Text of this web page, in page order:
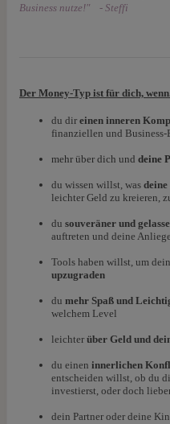
Business nutze!" - Steffi
Der Money-Typ ist für dich,
du dir einen inneren
finanziellen und Business-
mehr über dich und deine
du wissen willst, was
leichter Geld zu kreieren,
du souveräner und
auftreten und deine
Tools haben willst, um dein
upzugraden
du mehr Spaß und
welchem Level
leichter über Geld und
du einen innerlichen
entscheiden willst, ob du
investierst, oder doch
dein Partner oder deine